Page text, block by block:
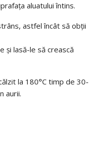
aluatului întins.
astfel încât să obții
și lasă-le să crească
la 180°C timp de 30-
aurii.